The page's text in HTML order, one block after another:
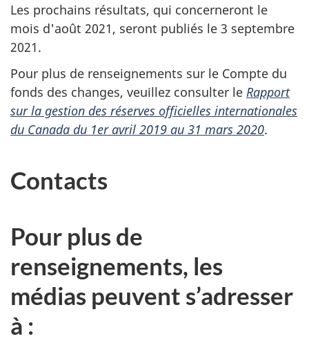
Les prochains résultats, qui concerneront le
mois d'août 2021, seront publiés le 3 septembre
2021.
Pour plus de renseignements sur le Compte du
fonds des changes, veuillez consulter le Rapport
sur la gestion des réserves officielles internationales
du Canada du 1er avril 2019 au 31 mars 2020.
Contacts
Pour plus de
renseignements, les
médias peuvent s’adresser
à :